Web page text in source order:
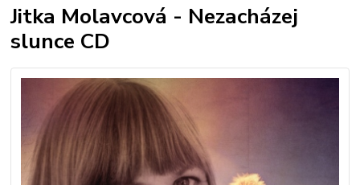
Jitka Molavcová - Nezacházej
slunce CD